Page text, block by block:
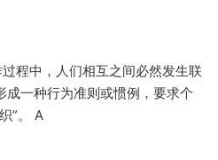
程中，人们相互之间必然发生联
成一种行为准则或惯例，要求个
”。 A